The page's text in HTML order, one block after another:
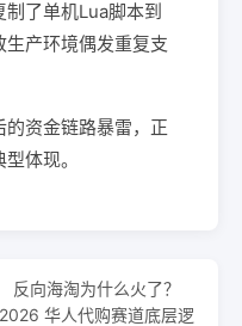
了单机Lua脚本到
产环境偶发重复支
资金链路暴雷，正
体现。
反向海淘为什么火了？
2026 华人代购赛道底层逻